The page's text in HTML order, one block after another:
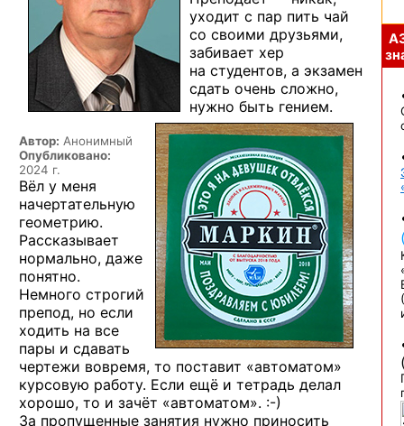
уходит с пар пить чай
со своими друзьями,
забивает хер
на студентов, а экзамен
сдать очень сложно,
нужно быть гением.
Автор: Анонимный
Опубликовано:
2024 г.
Вёл у меня
начертательную
геометрию.
Рассказывает
нормально, даже
понятно.
Немного строгий
препод, но если
ходить на все
пары и сдавать
чертежи вовремя, то поставит «автоматом»
курсовую работу. Если ещё и тетрадь делал
хорошо, то и зачёт «автоматом». :-)
За пропущенные занятия нужно приносить
(